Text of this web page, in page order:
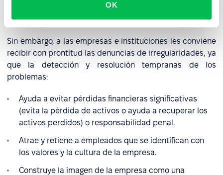
OK
denunciantes temen consecuencias negativas, como la
exclusión o el despido laboral.
Sin embargo, a las empresas e instituciones les conviene
recibir con prontitud las denuncias de irregularidades, ya
que la detección y resolución tempranas de los
problemas:
Ayuda a evitar pérdidas financieras significativas
(evita la pérdida de activos o ayuda a recuperar los
activos perdidos) o responsabilidad penal.
Atrae y retiene a empleados que se identifican con
los valores y la cultura de la empresa.
Construye la imagen de la empresa como una